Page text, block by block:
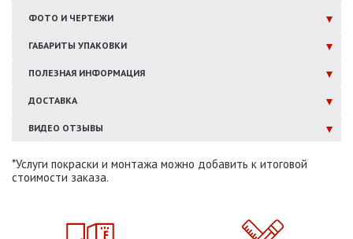
ФОТО И ЧЕРТЕЖИ
ГАБАРИТЫ УПАКОВКИ
ПОЛЕЗНАЯ ИНФОРМАЦИЯ
ДОСТАВКА
ВИДЕО ОТЗЫВЫ
*Услуги покраски и монтажа можно добавить к итоговой
стоимости заказа.